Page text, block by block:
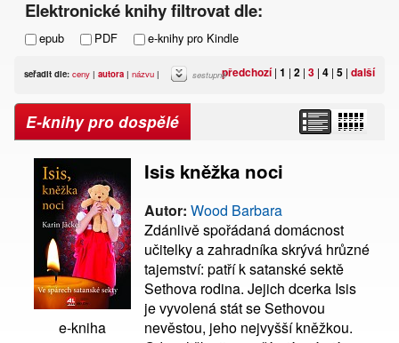
Elektronické knihy filtrovat dle:
epub PDF e-knihy pro Kindle
předchozí| 1 | 2 | 3 | 4 | 5 | další
seřadit dle: ceny | autora | názvu | sestupně
E-knihy pro dospělé
e-kniha
Isis kněžka noci
Autor: Wood Barbara
Zdánlivě spořádaná domácnost
učitelky a zahradníka skrývá hrůzné
tajemství: patří k satanské sektě
Sethova rodina. Jejich dcerka Isis
je vyvolená stát se Sethovou
nevěstou, jeho nejvyšší kněžkou.